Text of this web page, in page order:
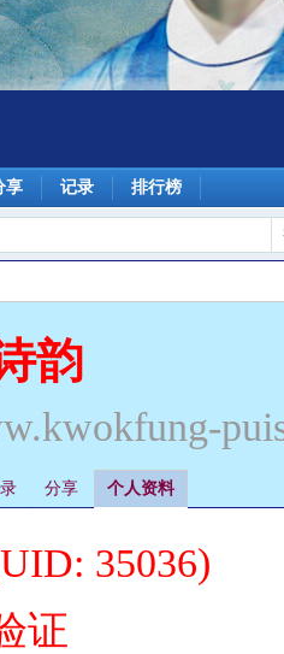
享 记录 排行榜
韵
分享 个人资料
35036)
证